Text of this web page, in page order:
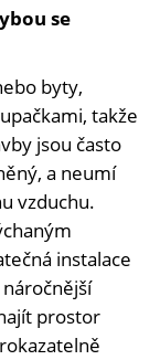
se
byty,
takže
jsou často
a neumí
vzduchu.
instalace
prostor